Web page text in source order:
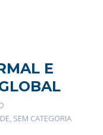
E
, SEM CATEGORIA